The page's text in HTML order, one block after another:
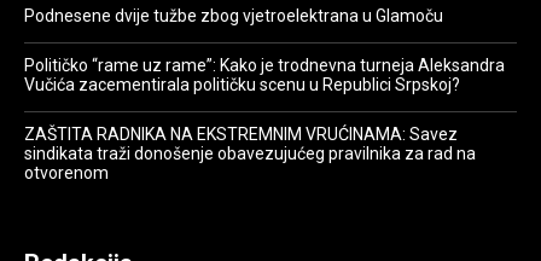
Podnesene dvije tužbe zbog vjetroelektrana u Glamoču
Političko “rame uz rame”: Kako je trodnevna turneja Aleksandra
Vučića zacementirala političku scenu u Republici Srpskoj?
ZAŠTITA RADNIKA NA EKSTREMNIM VRUĆINAMA: Savez
sindikata traži donošenje obavezujućeg pravilnika za rad na
otvorenom